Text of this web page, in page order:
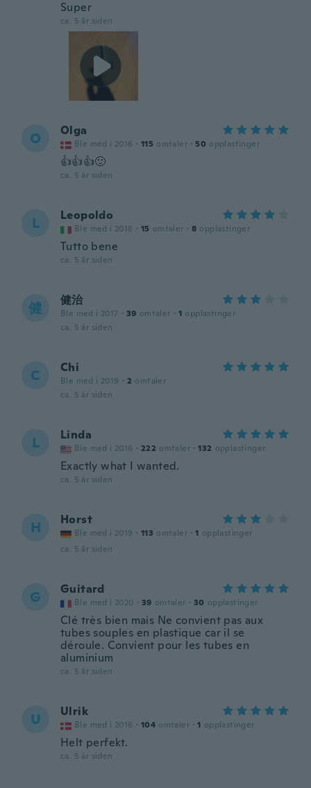
Super
ca. 5 år siden
O Olga
Ble med i 2016 · 115 omtaler · 50 opplastinger
👍👍👍🙂
ca. 5 år siden
L Leopoldo
Ble med i 2018 · 15 omtaler · 8 opplastinger
Tutto bene
ca. 5 år siden
健 健治
Ble med i 2017 · 39 omtaler · 1 opplastinger
ca. 5 år siden
C Chi
Ble med i 2019 · 2 omtaler
ca. 5 år siden
L Linda
Ble med i 2016 · 222 omtaler · 132 opplastinger
Exactly what I wanted.
ca. 5 år siden
H Horst
Ble med i 2019 · 113 omtaler · 1 opplastinger
ca. 5 år siden
G Guitard
Ble med i 2020 · 39 omtaler · 30 opplastinger
Clé très bien mais Ne convient pas aux
tubes souples en plastique car il se
déroule. Convient pour les tubes en
aluminium
ca. 5 år siden
U Ulrik
Ble med i 2016 · 104 omtaler · 1 opplastinger
Helt perfekt.
ca. 5 år siden